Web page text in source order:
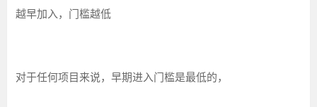
越早加入，门槛越低
对于任何项目来说，早期进入门槛是最低的，